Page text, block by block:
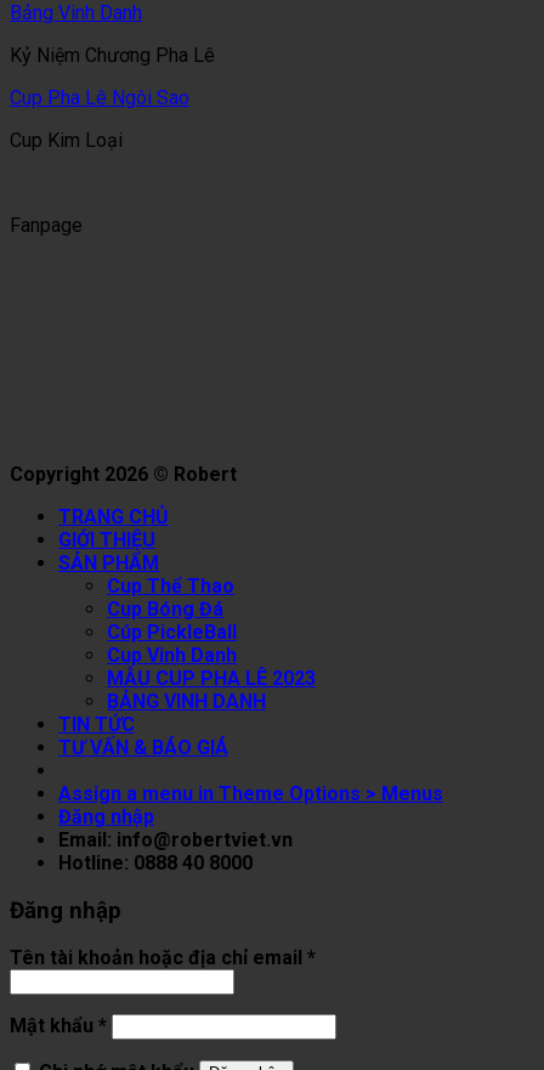
Bảng Vinh Danh
Kỷ Niệm Chương Pha Lê
Cup Pha Lê Ngôi Sao
Cup Kim Loại
Fanpage
Copyright 2026 © Robert
TRANG CHỦ
GIỚI THIỆU
SẢN PHẨM
Cup Thể Thao
Cup Bóng Đá
Cúp PickleBall
Cup Vinh Danh
MẪU CUP PHA LÊ 2023
BẢNG VINH DANH
TIN TỨC
TƯ VẤN & BÁO GIÁ
Assign a menu in Theme Options > Menus
Đăng nhập
Email: info@robertviet.vn
Hotline: 0888 40 8000
Đăng nhập
Tên tài khoản hoặc địa chỉ email *
Mật khẩu *